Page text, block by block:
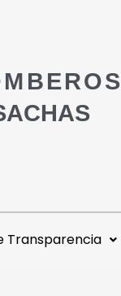
Transparencia